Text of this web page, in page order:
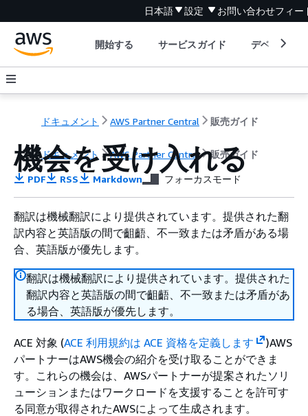
日本語 設定 お問い合わせフィー
開始する サービスガイド デベロッパ
ドキュメント AWS Partner Central 販売ガイド
ドキュメント AWS Partner Central 販売ガイド
機会を受け入れる
PDF RSS Markdown フォーカスモード
翻訳は機械翻訳により提供されています。提供された翻
訳内容と英語版の間で齟齬、不一致または矛盾がある場
合、英語版が優先します。
翻訳は機械翻訳により提供されています。提供された
翻訳内容と英語版の間で齟齬、不一致または矛盾があ
る場合、英語版が優先します。
ACE 対象 (ACE 利用規約は ACE 資格を定義します
)AWS
パートナーはAWS機会の紹介を受け取ることができま
す。これらの機会は、AWSパートナーが提案されたソリ
ューションまたはワークロードを支援することを許可す
る同意が取得されたAWSによって生成されます。